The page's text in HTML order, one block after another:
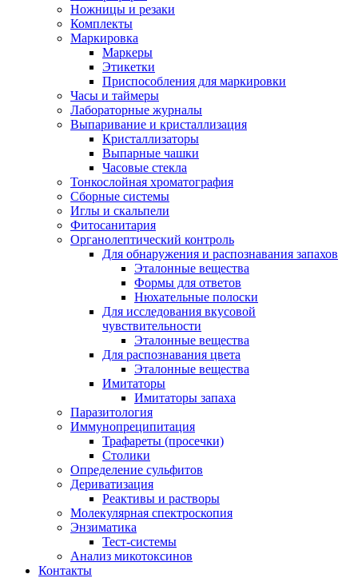
Ножницы и резаки
Комплекты
Маркировка
Маркеры
Этикетки
Приспособления для маркировки
Часы и таймеры
Лабораторные журналы
Выпаривание и кристаллизация
Кристаллизаторы
Выпарные чашки
Часовые стекла
Тонкослойная хроматография
Сборные системы
Иглы и скальпели
Фитосанитария
Органолептический контроль
Для обнаружения и распознавания запахов
Эталонные вещества
Формы для ответов
Нюхательные полоски
Для исследования вкусовой
чувствительности
Эталонные вещества
Для распознавания цвета
Эталонные вещества
Имитаторы
Имитаторы запаха
Паразитология
Иммунопреципитация
Трафареты (просечки)
Столики
Определение сульфитов
Дериватизация
Реактивы и растворы
Молекулярная спектроскопия
Энзиматика
Тест-системы
Анализ микотоксинов
Контакты